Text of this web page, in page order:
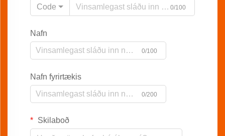
Code 0/100
Nafn
0/100
Nafn fyrirtækis
0/200
Skilaboð